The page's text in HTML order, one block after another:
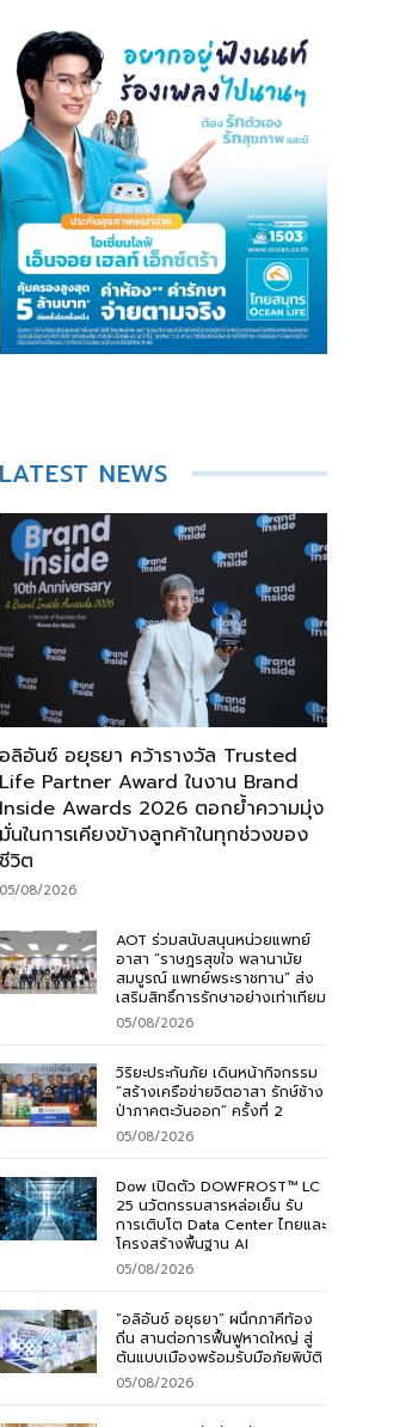
LATEST NEWS
อลิอันซ์ อยุธยา คว้ารางวัล Trusted
Life Partner Award ในงาน Brand
Inside Awards 2026 ตอกย้ำความมุ่ง
มั่นในการเคียงข้างลูกค้าในทุกช่วงของ
ชีวิต
05/08/2026
AOT ร่วมสนับสนุนหน่วยแพทย์
อาสา “ราษฎรสุขใจ พลานามัย
สมบูรณ์ แพทย์พระราชทาน” ส่ง
เสริมสิทธิ์การรักษาอย่างเท่าเทียม
05/08/2026
วิริยะประกันภัย เดินหน้ากิจกรรม
“สร้างเครือข่ายจิตอาสา รักษ์ช้าง
ป่าภาคตะวันออก” ครั้งที่ 2
05/08/2026
Dow เปิดตัว DOWFROST™ LC
25 นวัตกรรมสารหล่อเย็น รับ
การเติบโต Data Center ไทยและ
โครงสร้างพื้นฐาน AI
05/08/2026
“อลิอันซ์ อยุธยา” ผนึกภาคีท้อง
ถิ่น สานต่อการฟื้นฟูหาดใหญ่ สู่
ต้นแบบเมืองพร้อมรับมือภัยพิบัติ
05/08/2026